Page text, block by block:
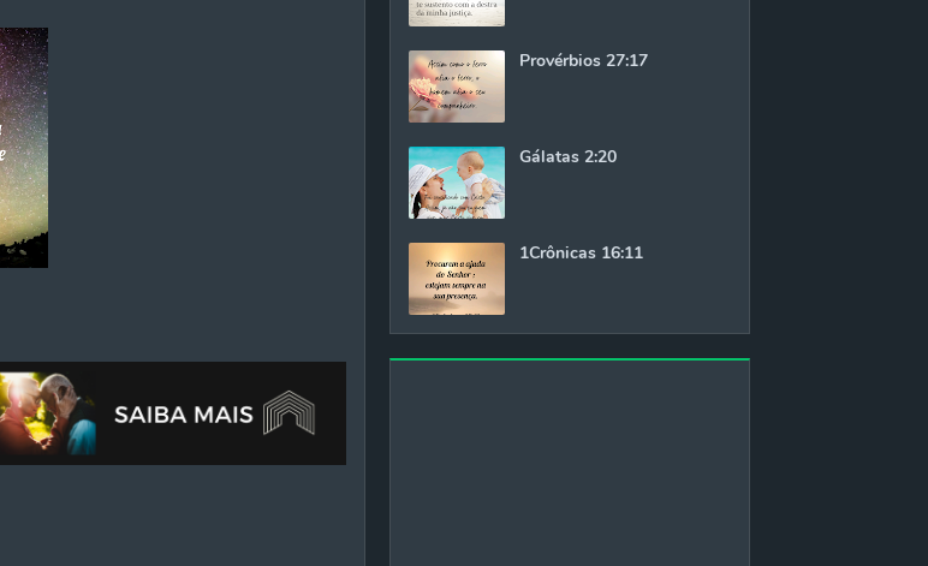
Provérbios 27:17
Gálatas 2:20
1Crônicas 16:11